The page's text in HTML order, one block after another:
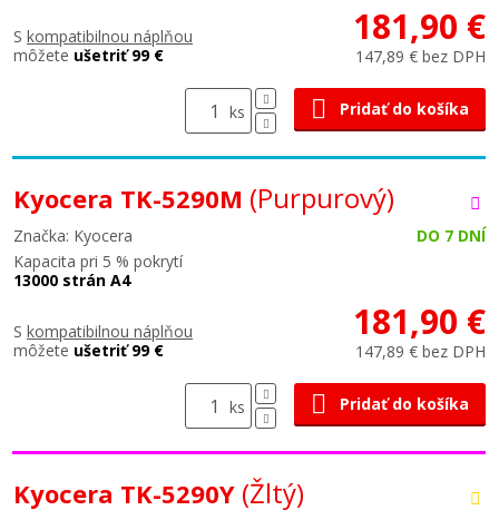
S kompatibilnou náplňou
môžete ušetriť 99 €
181,90 €
147,89 € bez DPH
ks Pridať do košíka
Kyocera TK-5290M (Purpurový)
Značka: Kyocera
DO 7 DNÍ
Kapacita pri 5 % pokrytí
13000 strán A4
S kompatibilnou náplňou
môžete ušetriť 99 €
181,90 €
147,89 € bez DPH
ks Pridať do košíka
Kyocera TK-5290Y (Žltý)